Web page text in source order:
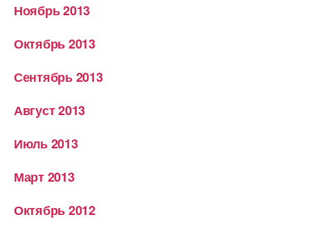
Ноябрь 2013
Октябрь 2013
Сентябрь 2013
Август 2013
Июль 2013
Март 2013
Октябрь 2012